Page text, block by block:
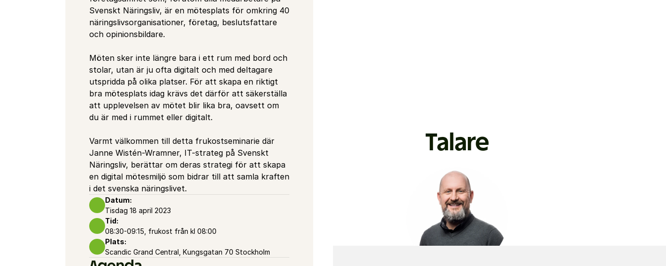
Svenskt Näringsliv, är en mötesplats för omkring 40
näringslivsorganisationer, företag, beslutsfattare
och opinionsbildare.
Möten sker inte längre bara i ett rum med bord och
stolar, utan är ju ofta digitalt och med deltagare
utspridda på olika platser. För att skapa en riktigt
bra mötesplats idag krävs det därför att säkerställa
att upplevelsen av mötet blir lika bra, oavsett om
du är med i rummet eller digitalt.
Varmt välkommen till detta frukostseminarie där
Janne Wistén-Wramner, IT-strateg på Svenskt
Näringsliv, berättar om deras strategi för att skapa
en digital mötesmiljö som bidrar till att samla kraften
i det svenska näringslivet.
Datum:
Tisdag 18 april 2023
Tid:
08:30-09:15, frukost från kl 08:00
Plats:
Scandic Grand Central, Kungsgatan 70 Stockholm
Talare